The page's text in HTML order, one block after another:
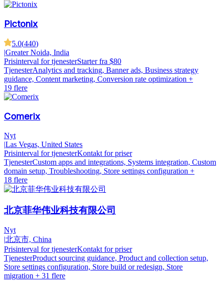
Pictonix
5.0(440)
|Greater Noida, India
Prisinterval for tjenesterStarter fra $80
TjenesterAnalytics and tracking, Banner ads, Business strategy
guidance, Content marketing, Conversion rate optimization +
19 flere
Comerix
Nyt
|Las Vegas, United States
Prisinterval for tjenesterKontakt for priser
TjenesterCustom apps and integrations, Systems integration, Custom
domain setup, Troubleshooting, Store settings configuration +
18 flere
北京菲华伟业科技有限公司
Nyt
|北京市, China
Prisinterval for tjenesterKontakt for priser
TjenesterProduct sourcing guidance, Product and collection setup,
Store settings configuration, Store build or redesign, Store
migration + 31 flere